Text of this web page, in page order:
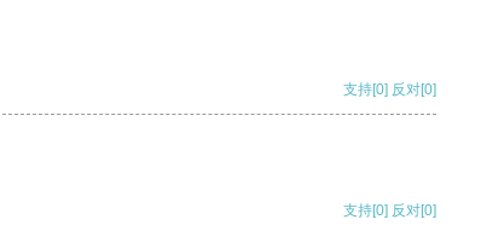
支持[0] 反对[0]
支持[0] 反对[0]